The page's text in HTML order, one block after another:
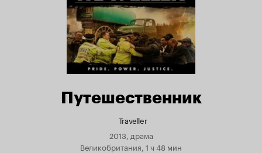
Путешественник
Traveller
2013, драма
Великобритания, 1 ч 48 мин